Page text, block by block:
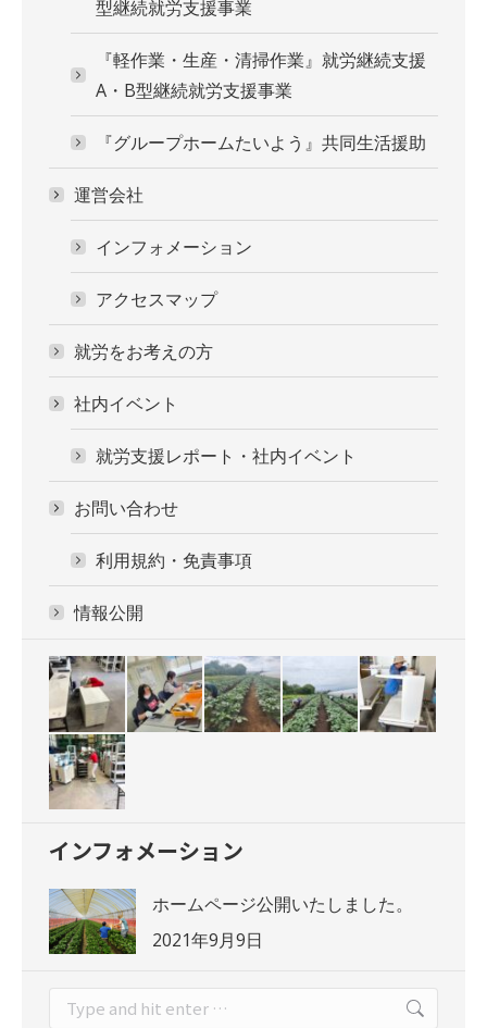
型継続就労支援事業
『軽作業・生産・清掃作業』就労継続支援
A・B型継続就労支援事業
『グループホームたいよう』共同生活援助
運営会社
インフォメーション
アクセスマップ
就労をお考えの方
社内イベント
就労支援レポート・社内イベント
お問い合わせ
利用規約・免責事項
情報公開
インフォメーション
ホームページ公開いたしました。
2021年9月9日
Search: